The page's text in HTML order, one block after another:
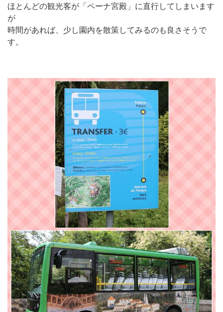
ほとんどの観光客が「ペーナ宮殿」に直行してしまいます
が
時間があれば、少し園内を散策してみるのも良さそうで
す。